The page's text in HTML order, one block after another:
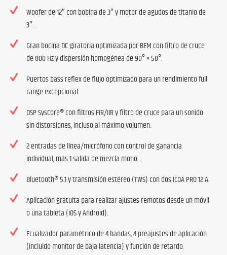
Woofer de 12″ con bobina de 3″ y motor de agudos de titanio de
3″.
Gran bocina DC giratoria optimizada por BEM con filtro de cruce
de 800 Hz y dispersión homogénea de 90° × 50°.
Puertos bass reflex de flujo optimizado para un rendimiento full
range excepcional.
DSP SysCore® con filtros FIR/IIR y filtro de cruce para un sonido
sin distorsiones, incluso al máximo volumen.
2 entradas de línea/micrófono con control de ganancia
individual, más 1 salida de mezcla mono.
Bluetooth® 5.1 y transmisión estéreo (TWS) con dos ICOA PRO 12 A.
Aplicación gratuita para realizar ajustes remotos desde un móvil
o una tableta (iOS y Android).
Ecualizador paramétrico de 4 bandas, 4 preajustes de aplicación
(incluido monitor de baja latencia) y función de retardo.